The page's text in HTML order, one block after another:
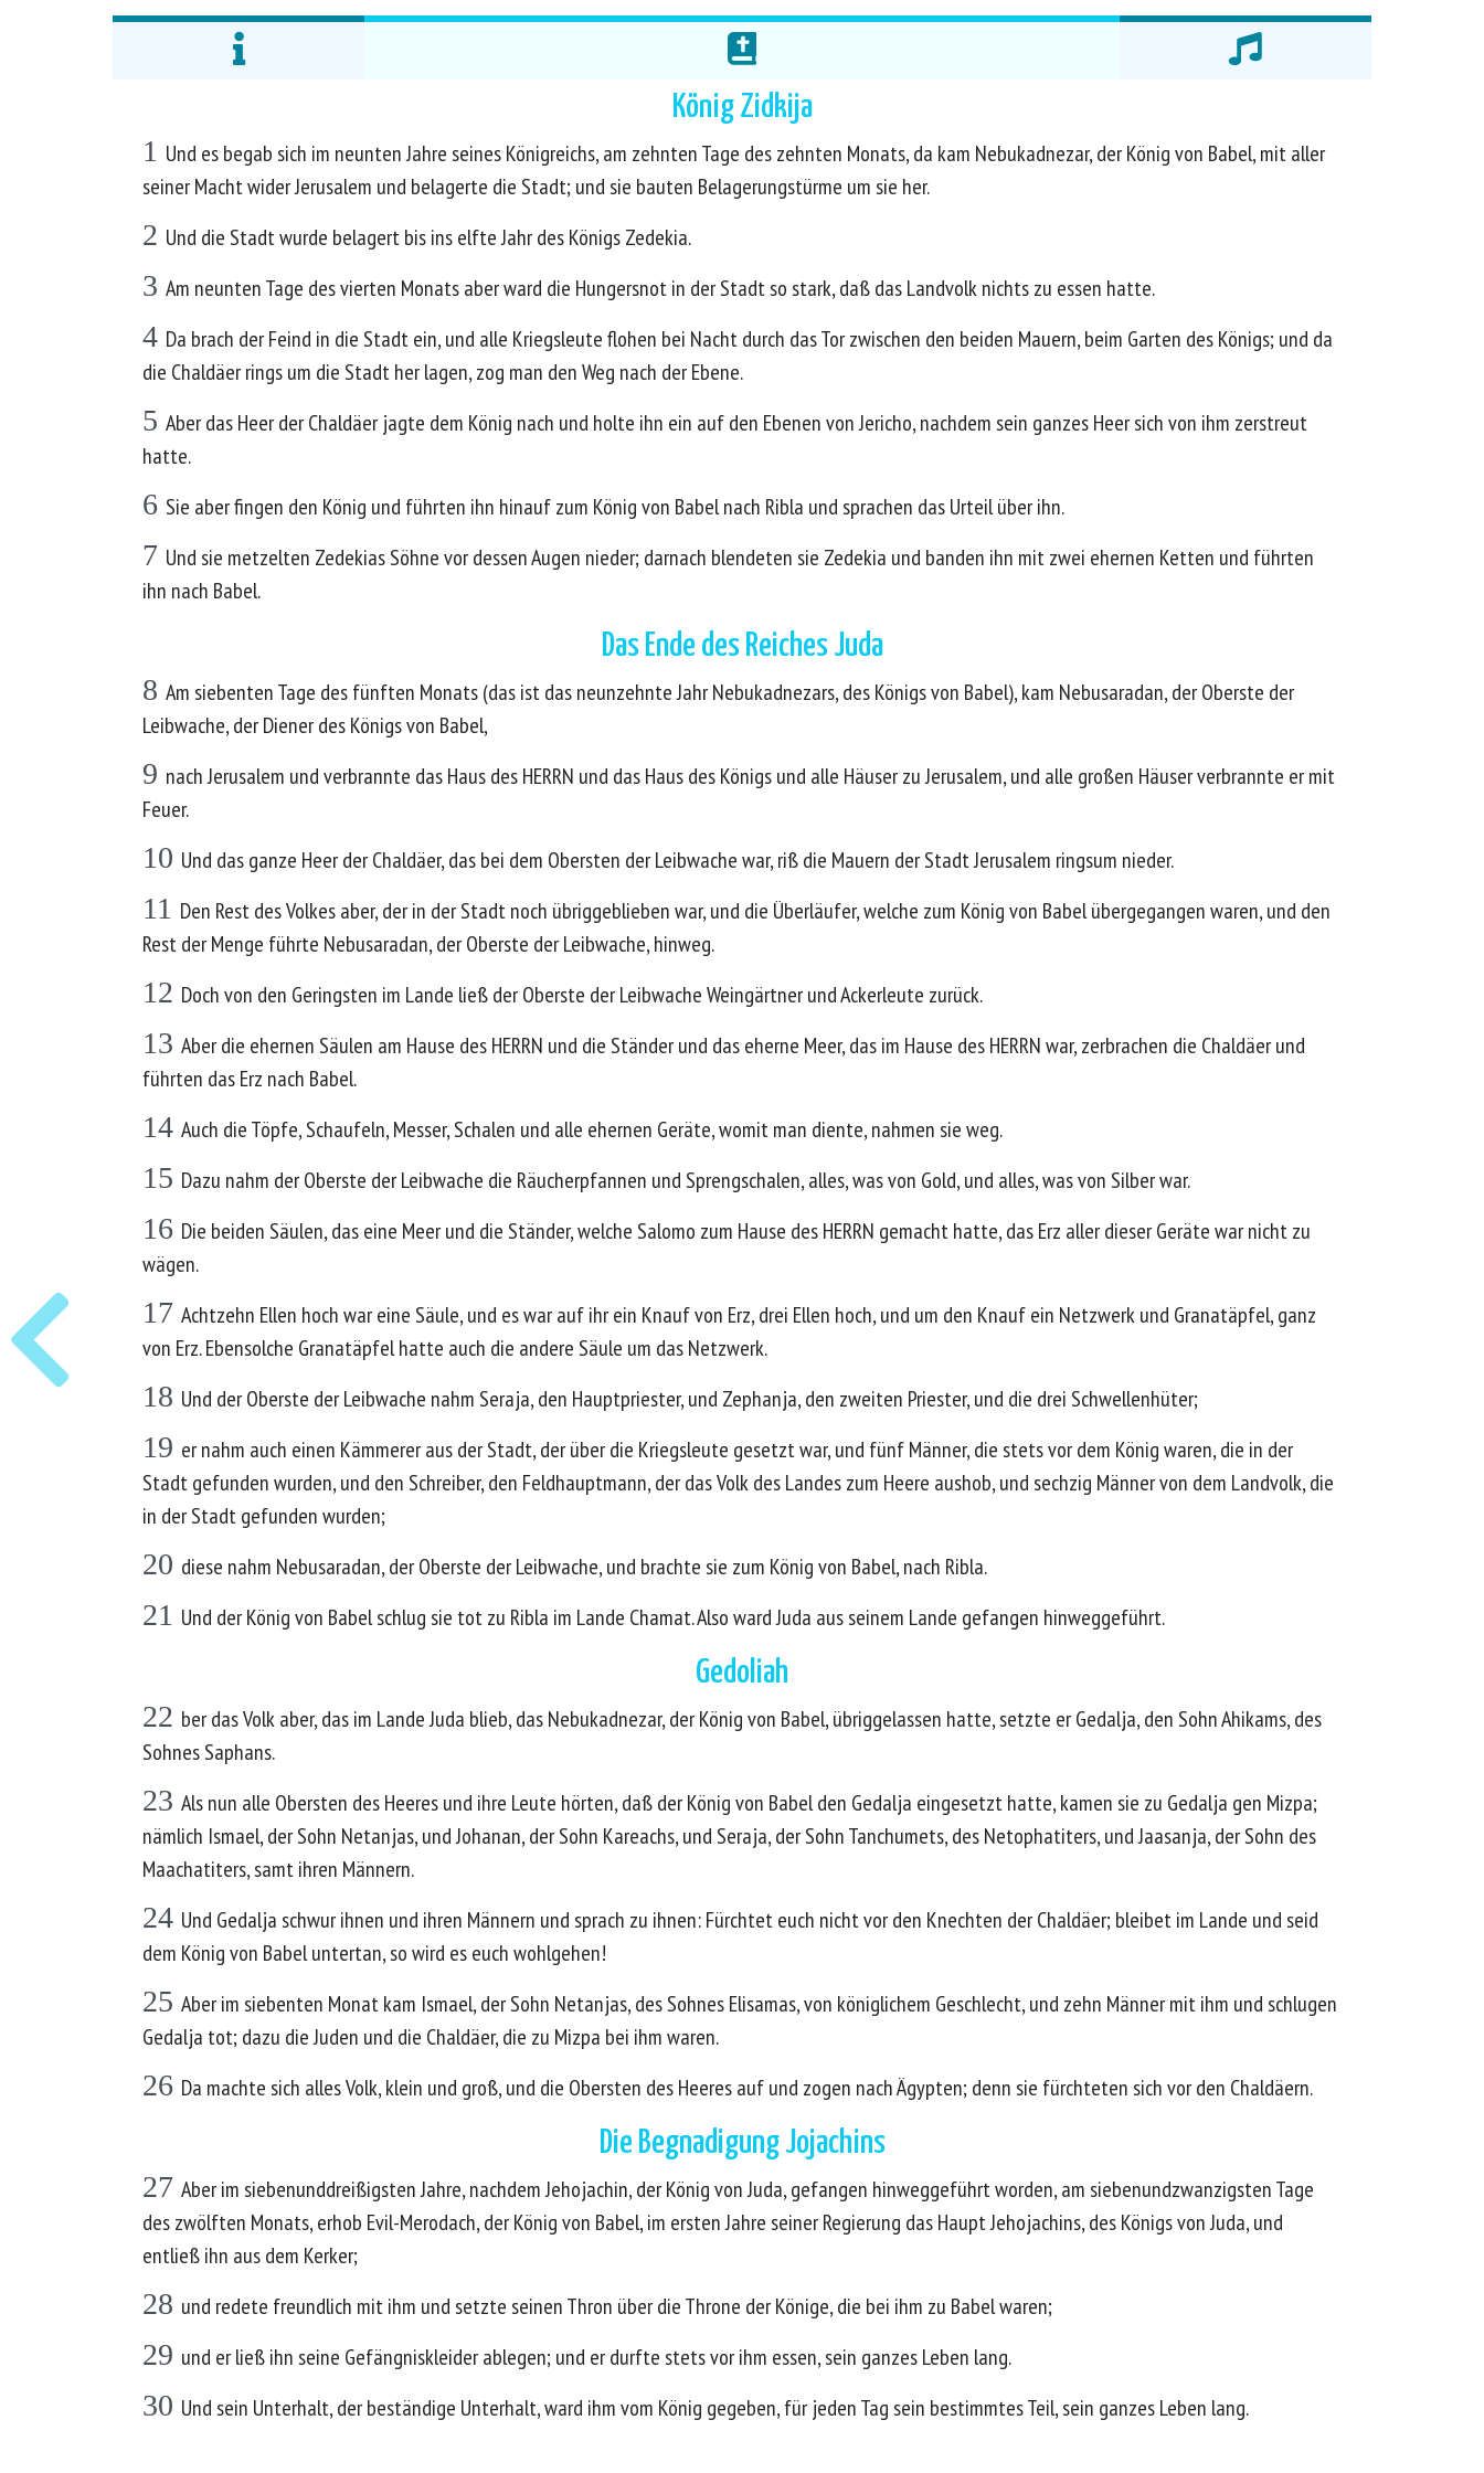
König Zidkija
1 Und es begab sich im neunten Jahre seines Königreichs, am zehnten Tage des zehnten Monats, da kam Nebukadnezar, der König von Babel, mit aller
seiner Macht wider Jerusalem und belagerte die Stadt; und sie bauten Belagerungstürme um sie her.
2 Und die Stadt wurde belagert bis ins elfte Jahr des Königs Zedekia.
3 Am neunten Tage des vierten Monats aber ward die Hungersnot in der Stadt so stark, daß das Landvolk nichts zu essen hatte.
4 Da brach der Feind in die Stadt ein, und alle Kriegsleute flohen bei Nacht durch das Tor zwischen den beiden Mauern, beim Garten des Königs; und da
die Chaldäer rings um die Stadt her lagen, zog man den Weg nach der Ebene.
5 Aber das Heer der Chaldäer jagte dem König nach und holte ihn ein auf den Ebenen von Jericho, nachdem sein ganzes Heer sich von ihm zerstreut
hatte.
6 Sie aber fingen den König und führten ihn hinauf zum König von Babel nach Ribla und sprachen das Urteil über ihn.
7 Und sie metzelten Zedekias Söhne vor dessen Augen nieder; darnach blendeten sie Zedekia und banden ihn mit zwei ehernen Ketten und führten
ihn nach Babel.
Das Ende des Reiches Juda
8 Am siebenten Tage des fünften Monats (das ist das neunzehnte Jahr Nebukadnezars, des Königs von Babel), kam Nebusaradan, der Oberste der
Leibwache, der Diener des Königs von Babel,
9 nach Jerusalem und verbrannte das Haus des HERRN und das Haus des Königs und alle Häuser zu Jerusalem, und alle großen Häuser verbrannte er mit
Feuer.
10 Und das ganze Heer der Chaldäer, das bei dem Obersten der Leibwache war, riß die Mauern der Stadt Jerusalem ringsum nieder.
11 Den Rest des Volkes aber, der in der Stadt noch übriggeblieben war, und die Überläufer, welche zum König von Babel übergegangen waren, und den
Rest der Menge führte Nebusaradan, der Oberste der Leibwache, hinweg.
12 Doch von den Geringsten im Lande ließ der Oberste der Leibwache Weingärtner und Ackerleute zurück.
13 Aber die ehernen Säulen am Hause des HERRN und die Ständer und das eherne Meer, das im Hause des HERRN war, zerbrachen die Chaldäer und
führten das Erz nach Babel.
14 Auch die Töpfe, Schaufeln, Messer, Schalen und alle ehernen Geräte, womit man diente, nahmen sie weg.
15 Dazu nahm der Oberste der Leibwache die Räucherpfannen und Sprengschalen, alles, was von Gold, und alles, was von Silber war.
16 Die beiden Säulen, das eine Meer und die Ständer, welche Salomo zum Hause des HERRN gemacht hatte, das Erz aller dieser Geräte war nicht zu
wägen.
17 Achtzehn Ellen hoch war eine Säule, und es war auf ihr ein Knauf von Erz, drei Ellen hoch, und um den Knauf ein Netzwerk und Granatäpfel, ganz
von Erz. Ebensolche Granatäpfel hatte auch die andere Säule um das Netzwerk.
18 Und der Oberste der Leibwache nahm Seraja, den Hauptpriester, und Zephanja, den zweiten Priester, und die drei Schwellenhüter;
19 er nahm auch einen Kämmerer aus der Stadt, der über die Kriegsleute gesetzt war, und fünf Männer, die stets vor dem König waren, die in der
Stadt gefunden wurden, und den Schreiber, den Feldhauptmann, der das Volk des Landes zum Heere aushob, und sechzig Männer von dem Landvolk, die
in der Stadt gefunden wurden;
20 diese nahm Nebusaradan, der Oberste der Leibwache, und brachte sie zum König von Babel, nach Ribla.
21 Und der König von Babel schlug sie tot zu Ribla im Lande Chamat. Also ward Juda aus seinem Lande gefangen hinweggeführt.
Gedoliah
22 ber das Volk aber, das im Lande Juda blieb, das Nebukadnezar, der König von Babel, übriggelassen hatte, setzte er Gedalja, den Sohn Ahikams, des
Sohnes Saphans.
23 Als nun alle Obersten des Heeres und ihre Leute hörten, daß der König von Babel den Gedalja eingesetzt hatte, kamen sie zu Gedalja gen Mizpa;
nämlich Ismael, der Sohn Netanjas, und Johanan, der Sohn Kareachs, und Seraja, der Sohn Tanchumets, des Netophatiters, und Jaasanja, der Sohn des
Maachatiters, samt ihren Männern.
24 Und Gedalja schwur ihnen und ihren Männern und sprach zu ihnen: Fürchtet euch nicht vor den Knechten der Chaldäer; bleibet im Lande und seid
dem König von Babel untertan, so wird es euch wohlgehen!
25 Aber im siebenten Monat kam Ismael, der Sohn Netanjas, des Sohnes Elisamas, von königlichem Geschlecht, und zehn Männer mit ihm und schlugen
Gedalja tot; dazu die Juden und die Chaldäer, die zu Mizpa bei ihm waren.
26 Da machte sich alles Volk, klein und groß, und die Obersten des Heeres auf und zogen nach Ägypten; denn sie fürchteten sich vor den Chaldäern.
Die Begnadigung Jojachins
27 Aber im siebenunddreißigsten Jahre, nachdem Jehojachin, der König von Juda, gefangen hinweggeführt worden, am siebenundzwanzigsten Tage
des zwölften Monats, erhob Evil-Merodach, der König von Babel, im ersten Jahre seiner Regierung das Haupt Jehojachins, des Königs von Juda, und
entließ ihn aus dem Kerker;
28 und redete freundlich mit ihm und setzte seinen Thron über die Throne der Könige, die bei ihm zu Babel waren;
29 und er ließ ihn seine Gefängniskleider ablegen; und er durfte stets vor ihm essen, sein ganzes Leben lang.
30 Und sein Unterhalt, der beständige Unterhalt, ward ihm vom König gegeben, für jeden Tag sein bestimmtes Teil, sein ganzes Leben lang.